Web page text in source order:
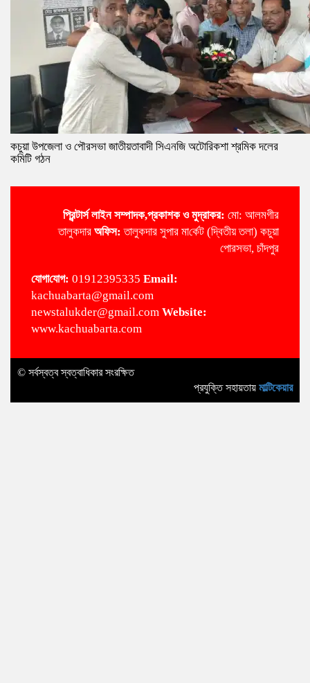
কচুয়া উপজেলা ও পৌরসভা জাতীয়তাবাদী সিএনজি অটোরিকশা শ্রমিক দলের
কমিটি গঠন
প্রিন্টার্স লাইন সম্পাদক,প্রকাশক ও মুদ্রাকর: মো: আলমগীর
তালুকদার অ‌ফিস:তালুকদার সুপার মা‌র্কেট (দ্বিতীয় তলা) কচুয়া
পোরসভা, চাঁদপুর
‌যোগা‌যোগ: 01912395335 Email:
kachuabarta@gmail.com
newstalukder@gmail.com Website:
www.kachuabarta.com
© সর্বস্বত্ব স্বত্বাধিকার সংরক্ষিত
প্রযুক্তি সহায়তায় মাল্টিকেয়ার